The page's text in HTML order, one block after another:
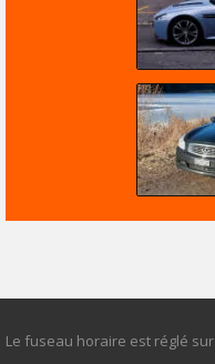
Le fuseau horaire est réglé sur